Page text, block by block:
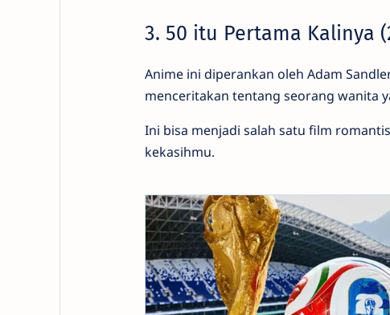
3. 50 itu Pertama Kalinya
Anime ini diperankan oleh Adam
menceritakan tentang seorang wanita
Ini bisa menjadi salah satu film
kekasihmu.